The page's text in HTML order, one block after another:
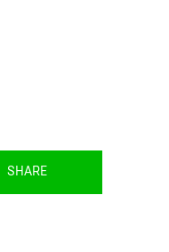
SHARE